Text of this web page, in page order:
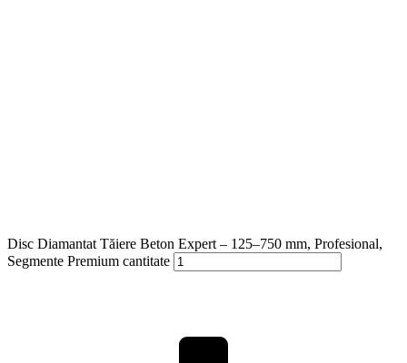
Disc Diamantat Tăiere Beton Expert – 125–750 mm, Profesional,
Segmente Premium cantitate